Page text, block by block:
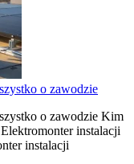
o zawodzie
o zawodzie Kim
instalacji
instalacji